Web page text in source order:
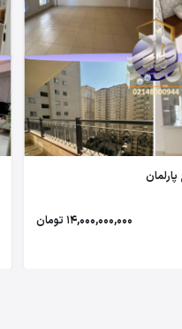
14,000,000,000 تومان